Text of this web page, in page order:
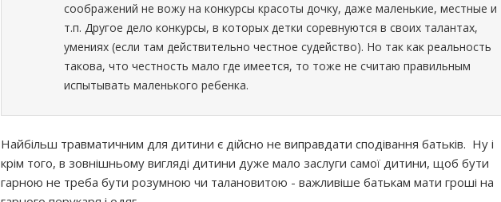
соображений не вожу на конкурсы красоты дочку, даже маленькие, местные и
т.п. Другое дело конкурсы, в которых детки соревнуются в своих талантах,
умениях (если там действительно честное судейство). Но так как реальность
такова, что честность мало где имеется, то тоже не считаю правильным
испытывать маленького ребенка.
Найбільш травматичним для дитини є дійсно не виправдати сподівання батьків. Ну і
крім того, в зовнішньому вигляді дитини дуже мало заслуги самої дитини, щоб бути
гарною не треба бути розумною чи талановитою - важливіше батькам мати гроші на